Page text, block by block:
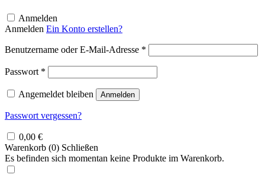
Anmelden
Anmelden Ein Konto erstellen?
Benutzername oder E-Mail-Adresse *
Passwort *
Angemeldet bleiben Anmelden
Passwort vergessen?
0,00 €
Warenkorb (0) Schließen
Es befinden sich momentan keine Produkte im Warenkorb.